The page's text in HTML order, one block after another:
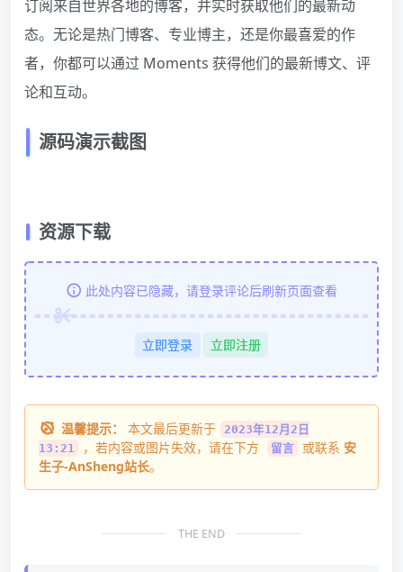
订阅来自世界各地的博客，并实时获取他们的最新动
态。无论是热门博客、专业博主，还是你最喜爱的作
者，你都可以通过 Moments 获得他们的最新博文、评
论和互动。
源码演示截图
资源下载
此处内容已隐藏，请登录评论后刷新页面查看
立即登录 立即注册
温馨提示： 本文最后更新于
2023年12月2日
13:21
，若内容或图片失效，请在下方 留言 或联系 安
生子-AnSheng站长。
THE END